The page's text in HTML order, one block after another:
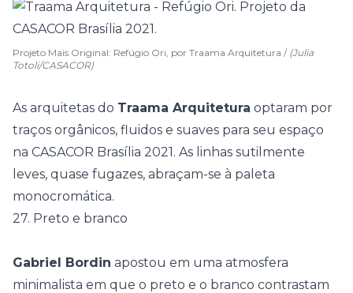
Projeto Mais Original: Refúgio Ori, por Traama Arquitetura / (Julia
Totoli/CASACOR)
As arquitetas do Traama Arquitetura optaram por
traços orgânicos, fluidos e suaves para seu espaço
na CASACOR Brasília 2021. As linhas sutilmente
leves, quase fugazes, abraçam-se à paleta
monocromática.
27. Preto e branco
Gabriel Bordin apostou em uma atmosfera
minimalista em que o preto e o branco contrastam